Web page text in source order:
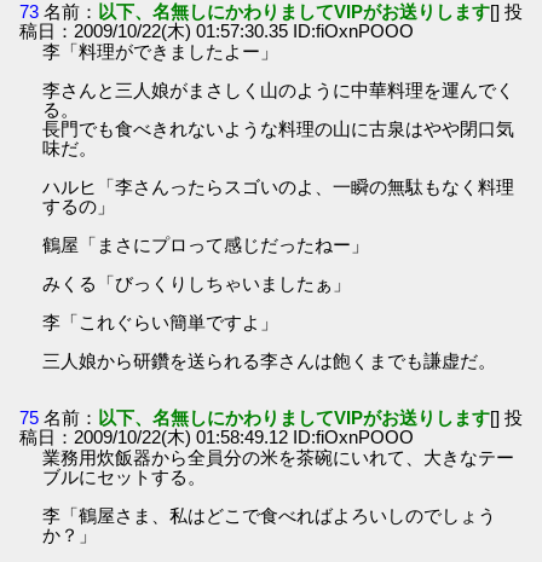
73 名前： 以下、名無しにかわりましてVIPがお送りします[] 投
稿日：2009/10/22(木) 01:57:30.35 ID:fiOxnPOOO
李「料理ができましたよー」
李さんと三人娘がまさしく山のように中華料理を運んでく
る。
長門でも食べきれないような料理の山に古泉はやや閉口気
味だ。
ハルヒ「李さんったらスゴいのよ、一瞬の無駄もなく料理
するの」
鶴屋「まさにプロって感じだったねー」
みくる「びっくりしちゃいましたぁ」
李「これぐらい簡単ですよ」
三人娘から研鑽を送られる李さんは飽くまでも謙虚だ。
75 名前： 以下、名無しにかわりましてVIPがお送りします[] 投
稿日：2009/10/22(木) 01:58:49.12 ID:fiOxnPOOO
業務用炊飯器から全員分の米を茶碗にいれて、大きなテー
ブルにセットする。
李「鶴屋さま、私はどこで食べればよろいしのでしょう
か？」